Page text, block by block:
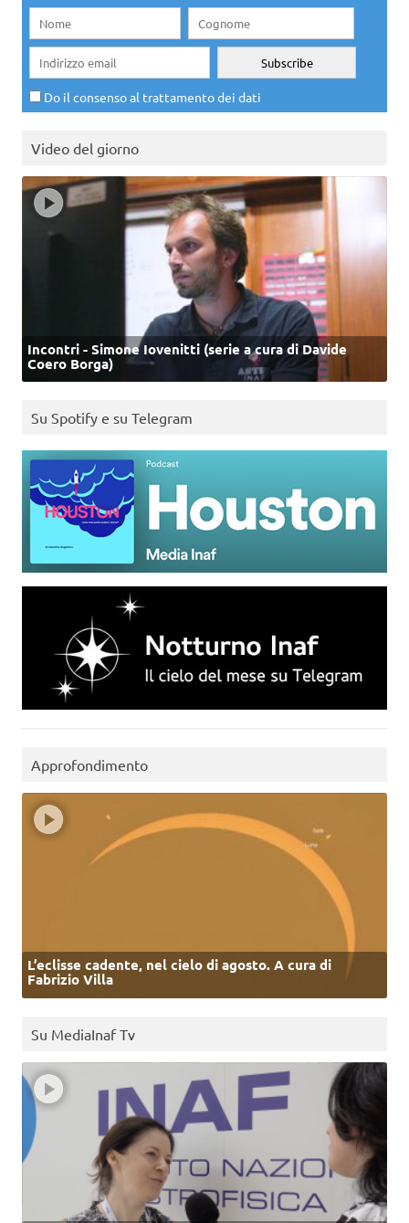
Do il consenso al trattamento dei dati
Video del giorno
Incontri - Simone Iovenitti (serie a cura di Davide
Coero Borga)
Su Spotify e su Telegram
Approfondimento
L’eclisse cadente, nel cielo di agosto. A cura di
Fabrizio Villa
Su MediaInaf Tv